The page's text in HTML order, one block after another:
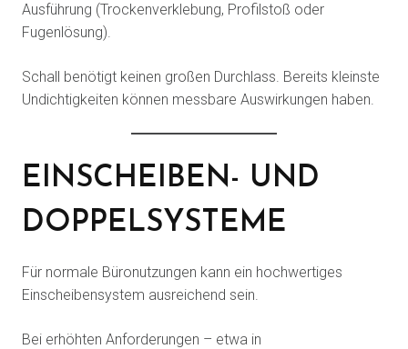
Ausführung (Trockenverklebung, Profilstoß oder
Fugenlösung).
Schall benötigt keinen großen Durchlass. Bereits kleinste
Undichtigkeiten können messbare Auswirkungen haben.
EINSCHEIBEN- UND
DOPPELSYSTEME
Für normale Büronutzungen kann ein hochwertiges
Einscheibensystem ausreichend sein.
Bei erhöhten Anforderungen – etwa in